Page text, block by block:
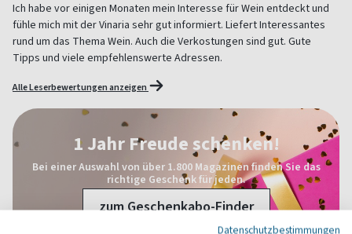
Ich habe vor einigen Monaten mein Interesse für Wein entdeckt und
fühle mich mit der Vinaria sehr gut informiert. Liefert Interessantes
rund um das Thema Wein. Auch die Verkostungen sind gut. Gute
Tipps und viele empfehlenswerte Adressen.
Alle Leserbewertungen anzeigen
1 Jahr Freude schenken!
Bei einer Auswahl von über 1.800 Magazinen finden Sie das
richtige Geschenk für jeden.
zum Geschenkabo-Finder
Datenschutzbestimmungen